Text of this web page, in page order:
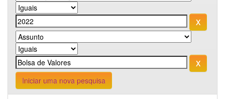
Iniciar uma nova pesquisa